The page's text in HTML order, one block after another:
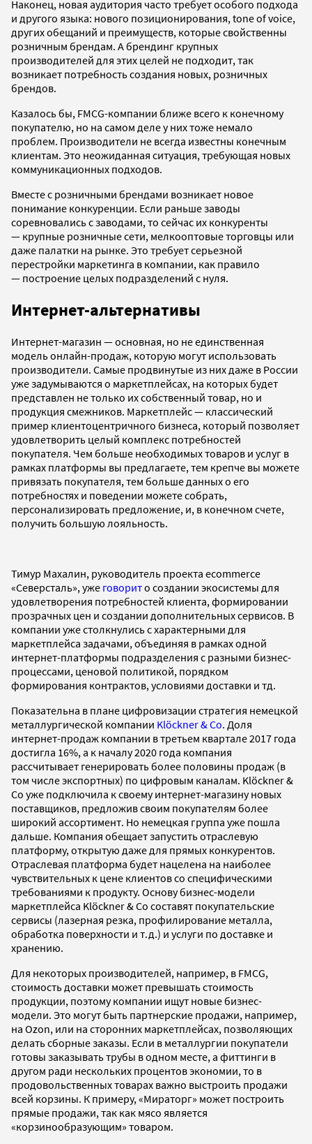
Наконец, новая аудитория часто требует особого подхода
и другого языка: нового позиционирования, tone of voice,
других обещаний и преимуществ, которые свойственны
розничным брендам. А брендинг крупных
производителей для этих целей не подходит, так
возникает потребность создания новых, розничных
брендов.
Казалось бы, FMCG-компании ближе всего к конечному
покупателю, но на самом деле у них тоже немало
проблем. Производители не всегда известны конечным
клиентам. Это неожиданная ситуация, требующая новых
коммуникационных подходов.
Вместе с розничными брендами возникает новое
понимание конкуренции. Если раньше заводы
соревновались с заводами, то сейчас их конкуренты
— крупные розничные сети, мелкооптовые торговцы или
даже палатки на рынке. Это требует серьезной
перестройки маркетинга в компании, как правило
— построение целых подразделений с нуля.
Интернет-альтернативы
Интернет-магазин — основная, но не единственная
модель онлайн-продаж, которую могут использовать
производители. Самые продвинутые из них даже в России
уже задумываются о маркетплейсах, на которых будет
представлен не только их собственный товар, но и
продукция смежников. Маркетплейс — классический
пример клиентоцентричного бизнеса, который позволяет
удовлетворить целый комплекс потребностей
покупателя. Чем больше необходимых товаров и услуг в
рамках платформы вы предлагаете, тем крепче вы можете
привязать покупателя, тем больше данных о его
потребностях и поведении можете собрать,
персонализировать предложение, и, в конечном счете,
получить большую лояльность.
Тимур Махалин, руководитель проекта ecommerce
«Северсталь», уже говорито создании экосистемы для
удовлетворения потребностей клиента, формировании
прозрачных цен и создании дополнительных сервисов. В
компании уже столкнулись с характерными для
маркетплейса задачами, объединяя в рамках одной
интернет-платформы подразделения с разными бизнес-
процессами, ценовой политикой, порядком
формирования контрактов, условиями доставки и тд.
Показательна в плане цифровизации стратегия немецкой
металлургической компании Klöckner & Co. Доля
интернет-продаж компании в третьем квартале 2017 года
достигла 16%, а к началу 2020 года компания
рассчитывает генерировать более половины продаж (в
том числе экспортных) по цифровым каналам. Klöckner &
Co уже подключила к своему интернет-магазину новых
поставщиков, предложив своим покупателям более
широкий ассортимент. Но немецкая группа уже пошла
дальше. Компания обещает запустить отраслевую
платформу, открытую даже для прямых конкурентов.
Отраслевая платформа будет нацелена на наиболее
чувствительных к цене клиентов со специфическими
требованиями к продукту. Основу бизнес-модели
маркетплейса Klöckner & Co составят покупательские
сервисы (лазерная резка, профилирование металла,
обработка поверхности и т.д.) и услуги по доставке и
хранению.
Для некоторых производителей, например, в FMCG,
стоимость доставки может превышать стоимость
продукции, поэтому компании ищут новые бизнес-
модели. Это могут быть партнерские продажи, например,
на Ozon, или на сторонних маркетплейсах, позволяющих
делать сборные заказы. Если в металлургии покупатели
готовы заказывать трубы в одном месте, а фиттинги в
другом ради нескольких процентов экономии, то в
продовольственных товарах важно выстроить продажи
всей корзины. К примеру, «Мираторг» может построить
прямые продажи, так как мясо является
«корзинообразующим» товаром.